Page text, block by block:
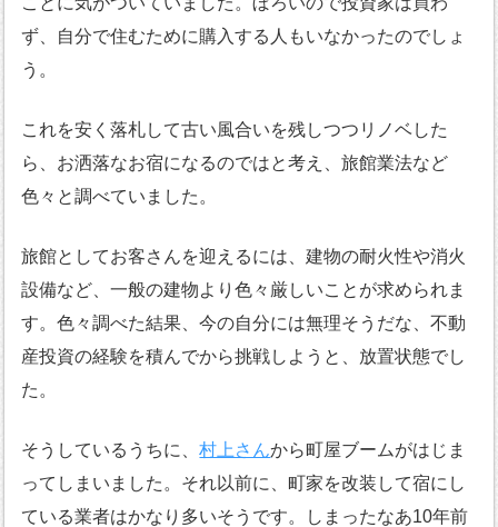
ず、自分で住むために購入する人もいなかったのでしょ
う。
これを安く落札して古い風合いを残しつつリノベした
ら、お洒落なお宿になるのではと考え、旅館業法など
色々と調べていました。
旅館としてお客さんを迎えるには、建物の耐火性や消火
設備など、一般の建物より色々厳しいことが求められま
す。色々調べた結果、今の自分には無理そうだな、不動
産投資の経験を積んでから挑戦しようと、放置状態でし
た。
そうしているうちに、村上さんから町屋ブームがはじま
ってしまいました。それ以前に、町家を改装して宿にし
ている業者はかなり多いそうです。しまったなあ10年前